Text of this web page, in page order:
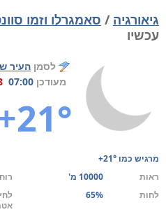
גיאורגיה / סאמגרלו וזמו
עכשיו
לסמן העיר
מעודכן 07:00
מרגיש כמו +21°
ראות
10000 מ' רוח
לחות
65%